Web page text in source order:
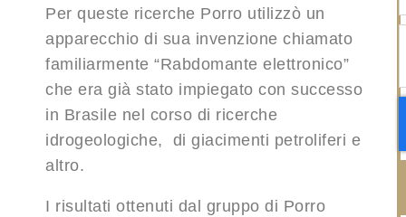
Per queste ricerche Porro utilizzò un
apparecchio di sua invenzione chiamato
familiarmente “Rabdomante elettronico”
che era già stato impiegato con successo
in Brasile nel corso di ricerche
idrogeologiche, di giacimenti petroliferi e
altro.
I risultati ottenuti dal gruppo di Porro